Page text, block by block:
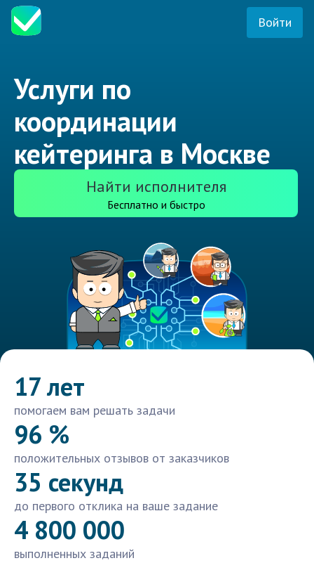
Войти
Услуги по
координации
кейтеринга в Москве
Найти исполнителя
Бесплатно и быстро
17 лет
помогаем вам решать задачи
96 %
положительных отзывов от заказчиков
35 секунд
до первого отклика на ваше задание
4 800 000
выполненных заданий